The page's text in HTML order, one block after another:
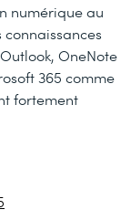
numérique au
OneNote
365 comme
fortement